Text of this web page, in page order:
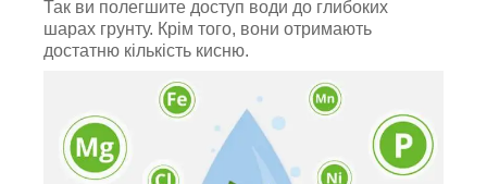
Так ви полегшите доступ води до глибоких
шарах грунту. Крім того, вони отримають
достатню кількість кисню.